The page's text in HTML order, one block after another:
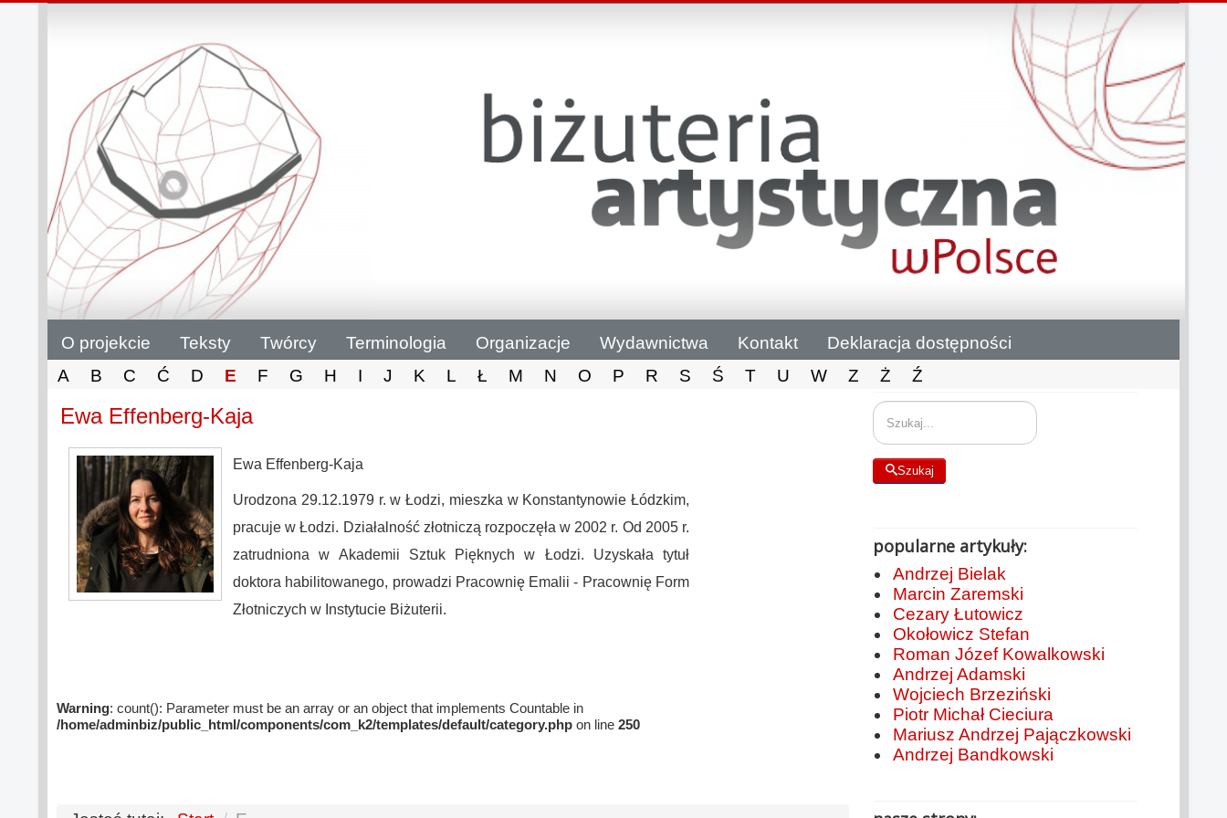
O projekcie Teksty Twórcy Terminologia Organizacje Wydawnictwa Kontakt
Deklaracja dostępności
A
B C Ć D E F G H I J K L Ł M N O P R S Ś T U W Z Ż Ź
Ewa Effenberg-Kaja
Ewa Effenberg-Kaja
Urodzona 29.12.1979 r. w Łodzi, mieszka w Konstantynowie Łódzkim,
pracuje w Łodzi. Działalność złotniczą rozpoczęła w 2002 r. Od 2005 r.
zatrudniona w Akademii Sztuk Pięknych w Łodzi. Uzyskała tytuł
doktora habilitowanego, prowadzi Pracownię Emalii - Pracownię Form
Złotniczych w Instytucie Biżuterii.
Warning: count(): Parameter must be an array or an object that implements Countable in
/home/adminbiz/public_html/components/com_k2/templates/default/category.php on line 250
Szukaj
popularne artykuły:
Andrzej Bielak
Marcin Zaremski
Cezary Łutowicz
Okołowicz Stefan
Roman Józef Kowalkowski
Andrzej Adamski
Wojciech Brzeziński
Piotr Michał Cieciura
Mariusz Andrzej Pajączkowski
Andrzej Bandkowski